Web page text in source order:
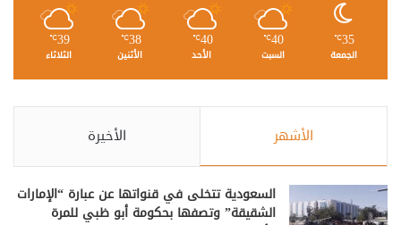
35
℃
الجمعة
40
℃
السبت
40
℃
الأحد
38
℃
الأثنين
39
℃
الثلاثاء
الأشهر الأخيرة
السعودية تتخلى في قنواتها عن عبارة “الإمارات
الشقيقة” وتصفها بحكومة أبو ظبي للمرة